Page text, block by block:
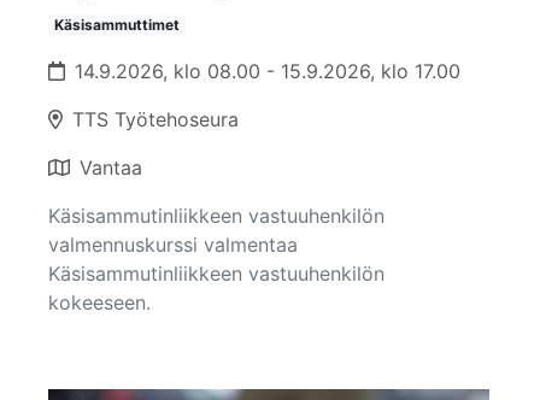
Käsisammuttimet
14.9.2026, klo 08.00 - 15.9.2026, klo 17.00
TTS Työtehoseura
Vantaa
Käsisammutinliikkeen vastuuhenkilön
valmennuskurssi valmentaa
Käsisammutinliikkeen vastuuhenkilön
kokeeseen.